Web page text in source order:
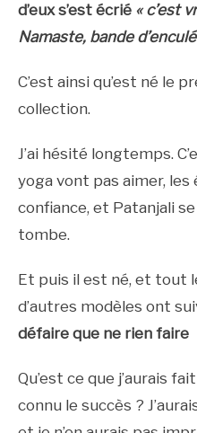
d’eux s’est écrié « c’est
Namaste, bande
C’est ainsi qu’est né le
collection.
J’ai hésité longtemps.
yoga vont pas aimer,
confiance, et Patanjali
tombe.
Et puis il est né, et tout
d’autres modèles ont
défaire que ne rien faire
Qu’est ce que j’aurais
connu le succès ?